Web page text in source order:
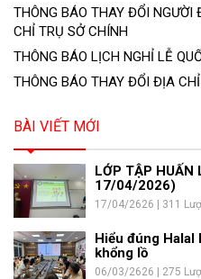
THÔNG BÁO THAY ĐỔI
CHỈ TRỤ SỞ CHÍNH
THÔNG BÁO LỊCH NGHỈ LỄ
THÔNG BÁO THAY ĐỔI ĐỊA
BÀI VIẾT MỚI
LỚP TẬP HUẤN
17/04/2026)
17/04/2626 | 311
Hiểu đúng Halal
khổng lồ
06/03/2626 | 275